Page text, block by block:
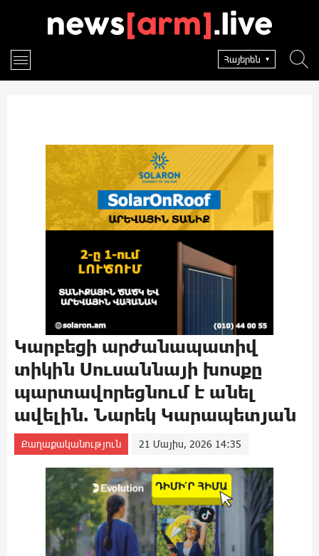
Հայերեն
Կարբեցի արժանապատիվ
տիկին Սուսաննայի խոսքը
պարտավորեցնում է անել
ավելին. Նարեկ Կարապետյան
Քաղաքականություն 21 Մայիս, 2026 14:35